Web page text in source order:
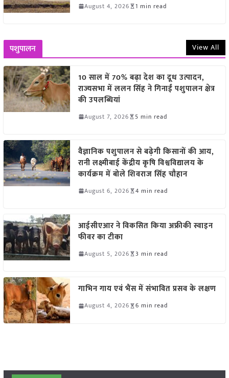
August 4, 2026 1 min read
पशुपालन View All
10 साल में 70% बढ़ा देश का दूध उत्पादन,
राज्यसभा में ललन सिंह ने गिनाईं पशुपालन क्षेत्र
की उपलब्धियां
August 7, 2026 5 min read
वैज्ञानिक पशुपालन से बढ़ेगी किसानों की आय,
रानी लक्ष्मीबाई केंद्रीय कृषि विश्वविद्यालय के
कार्यक्रम में बोले शिवराज सिंह चौहान
August 6, 2026 4 min read
आईसीएआर ने विकसित किया अफ्रीकी स्वाइन
फीवर का टीका
August 5, 2026 3 min read
गाभिन गाय एवं भैंस में संभावित प्रसव के लक्षण
August 4, 2026 6 min read